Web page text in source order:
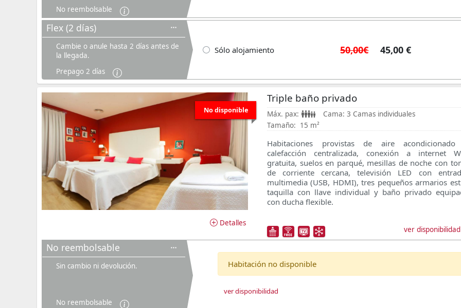
No reembolsable
Flex (2 días)
Cambie o anule hasta 2 días antes de
la llegada.
Prepago 2 días
Sólo alojamiento 50,00€ 45,00 €
No disponible
Detalles
Triple baño privado
Máx. pax: Cama: 3 Camas individuales
Tamaño: 15 m²
Habitaciones provistas de aire
calefacción centralizada, conexión a internet
gratuita, suelos en parqué, mesillas de noche con
de corriente cercana, televisión LED con
multimedia (USB, HDMI), tres pequeños armarios
taquilla con llave individual y baño privado
con ducha flexible.
ver disponibilidad
No reembolsable
Sin cambio ni devolución.
No reembolsable
Habitación no disponible
ver disponibilidad